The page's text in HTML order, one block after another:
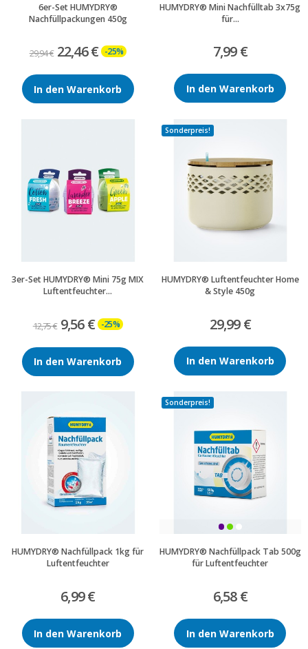
6er-Set HUMYDRY®
Nachfüllpackungen 450g
29,94 € 22,46 € -25%
In den Warenkorb
HUMYDRY® Mini Nachfülltab 3x75g
für...
7,99 €
In den Warenkorb
3er-Set HUMYDRY® Mini 75g MIX
Luftentfeuchter...
12,75 € 9,56 € -25%
In den Warenkorb
Sonderpreis!
HUMYDRY® Luftentfeuchter Home
& Style 450g
29,99 €
In den Warenkorb
HUMYDRY® Nachfüllpack 1kg für
Luftentfeuchter
6,99 €
In den Warenkorb
Sonderpreis!
HUMYDRY® Nachfüllpack Tab 500g
für Luftentfeuchter
6,58 €
In den Warenkorb